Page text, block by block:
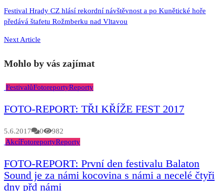
Festival Hrady CZ hlásí rekordní návštěvnost a po Kunětické hoře
předává štafetu Rožmberku nad Vltavou
Next Article
Mohlo by vás zajímat
FestivalůFotoreportyReporty
FOTO-REPORT: TŘI KŘÍŽE FEST 2017
5.6.2017 0
982
AkcíFotoreportyReporty
FOTO-REPORT: První den festivalu Balaton
Sound je za námi kocovina s námi a necelé čtyři
dny přd námi